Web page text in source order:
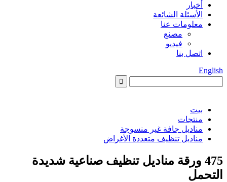
أخبار
الأسئلة الشائعة
معلومات عنا
مصنع
فيديو
اتصل بنا
English
بيت
منتجات
مناديل جافة غير منسوجة
مناديل تنظيف متعددة الأغراض
475 ورقة مناديل تنظيف صناعية شديدة
التحمل